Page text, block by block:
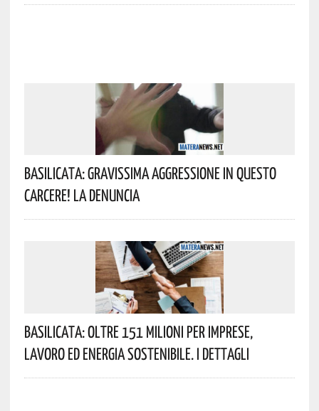
Basilicata: Gravissima Aggressione In Questo
Carcere! La Denuncia
Basilicata: Oltre 151 Milioni Per Imprese,
Lavoro Ed Energia Sostenibile. I Dettagli